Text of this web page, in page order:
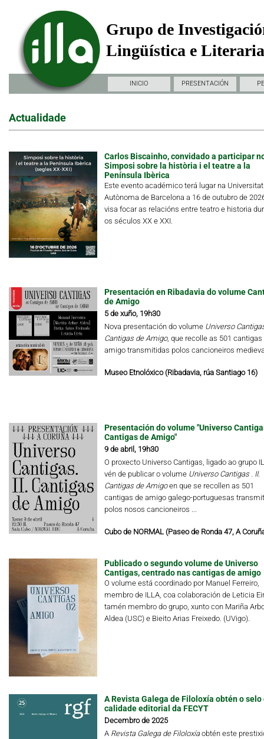
Grupo de
Lingüística e
INICIO PRESENTACIÓN
Actualidade
Carlos Biscainho, convidado a participar
Simposi sobre la història i el teatre a la
Península Ibèrica
Este evento académico terá lugar na Universitat
Autònoma de Barcelona a 16 de outubro de
visa focar as relacións entre teatro e historia
os séculos XX e XXI.
Presentación en Ribadavia do volume
de Amigo
5 de xuño, 19h30
Nova presentación do volume Universo
Cantigas de Amigo, que recolle as 501 cantigas
amigo transmitidas polos cancioneiros
Museo Etnolóxico (Ribadavia, rúa Santiago 16)
Presentación do volume "Universo
Cantigas de Amigo"
9 de abril, 19h30
O proxecto Universo Cantigas, ligado ao grupo
vén de publicar o volume Universo Cantigas . II.
Cantigas de Amigoen que se recollen as 501
cantigas de amigo galego-portuguesas
polos nosos cancioneiros ...
Cubo de NORMAL (Paseo de Ronda 47, A
Publicado o segundo volume de Universo
Cantigas, centrado nas cantigas de amigo
O volume está coordinado por Manuel Ferreiro,
membro de ILLA, coa colaboración de Leticia
tamén membro do grupo, xunto con Mariña
Aldea (USC) e Bieito Arias Freixedo. (UVigo).
A Revista Galega de Filoloxía obtén o selo
calidade editorial da FECYT
Decembro de 2025
A Revista Galega de Filoloxíaobtén este